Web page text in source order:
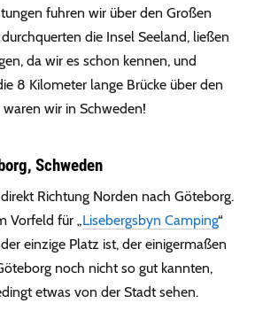
fuhren wir über den Großen
die Insel Seeland, ließen
da wir es schon kennen, und
8 Kilometer lange Brücke über den
wir in Schweden!
Schweden
Richtung Norden nach Göteborg.
Vorfeld für „Lisebergsbyn Camping“
einzige Platz ist, der einigermaßen
noch nicht so gut kannten,
etwas von der Stadt sehen.